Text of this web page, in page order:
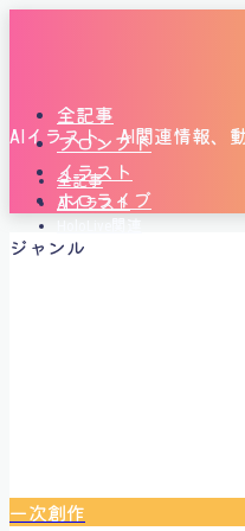
AIイラスト、AI関連情報、
全記事
AIイラスト
プロフィール
コンタクト
全記事
プロンプト
イラスト
ホロライブ
ジャンル
一次創作